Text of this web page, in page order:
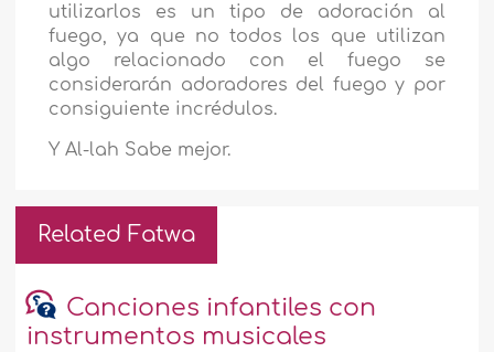
utilizarlos es un tipo de adoración al
fuego, ya que no todos los que utilizan
algo relacionado con el fuego se
considerarán adoradores del fuego y por
consiguiente incrédulos.
Y Al-lah Sabe mejor.
Related Fatwa
Canciones infantiles con
instrumentos musicales